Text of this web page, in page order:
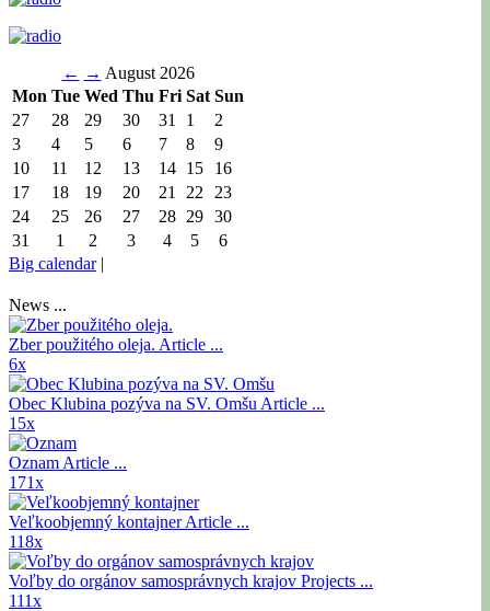
← → August 2026
Mon Tue Wed Thu Fri Sat Sun
27
28 29 30 31 1
2
3
4 5 6 7 8
9
10
11 12 13 14 15
16
17
18 19 20 21 22
23
24
25 26 27 28 29 30
31
1 2 3 4 5
6
Big calendar|
News ...
Zber použitého oleja. Article ...
6x
Obec Klubina pozýva na SV. Omšu Article ...
15x
Oznam Article ...
171x
Veľkoobjemný kontajnerArticle ...
118x
Voľby do orgánov samosprávnych krajov Projects ...
111x